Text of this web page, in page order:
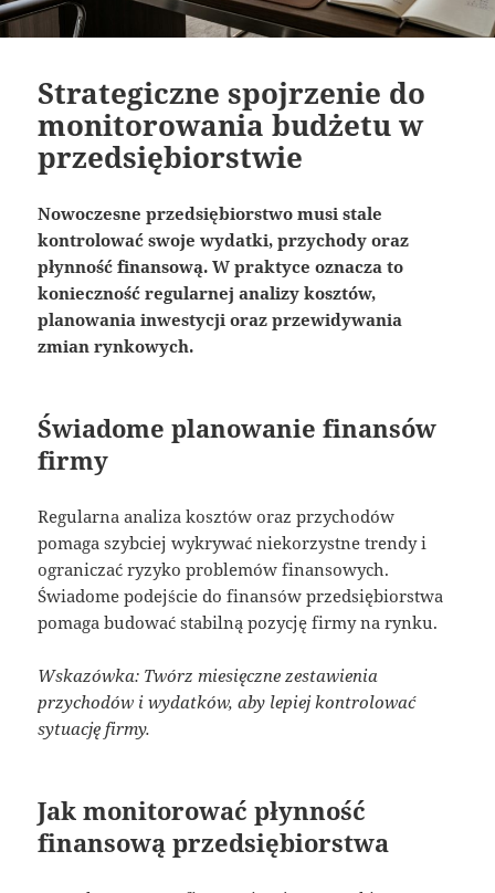
Strategiczne spojrzenie do
monitorowania budżetu w
przedsiębiorstwie
Nowoczesne przedsiębiorstwo musi stale
kontrolować swoje wydatki, przychody oraz
płynność finansową. W praktyce oznacza to
konieczność regularnej analizy kosztów,
planowania inwestycji oraz przewidywania
zmian rynkowych.
Świadome planowanie finansów
firmy
Regularna analiza kosztów oraz przychodów
pomaga szybciej wykrywać niekorzystne trendy i
ograniczać ryzyko problemów finansowych.
Świadome podejście do finansów przedsiębiorstwa
pomaga budować stabilną pozycję firmy na rynku.
Wskazówka: Twórz miesięczne zestawienia
przychodów i wydatków, aby lepiej kontrolować
sytuację firmy.
Jak monitorować płynność
finansową przedsiębiorstwa